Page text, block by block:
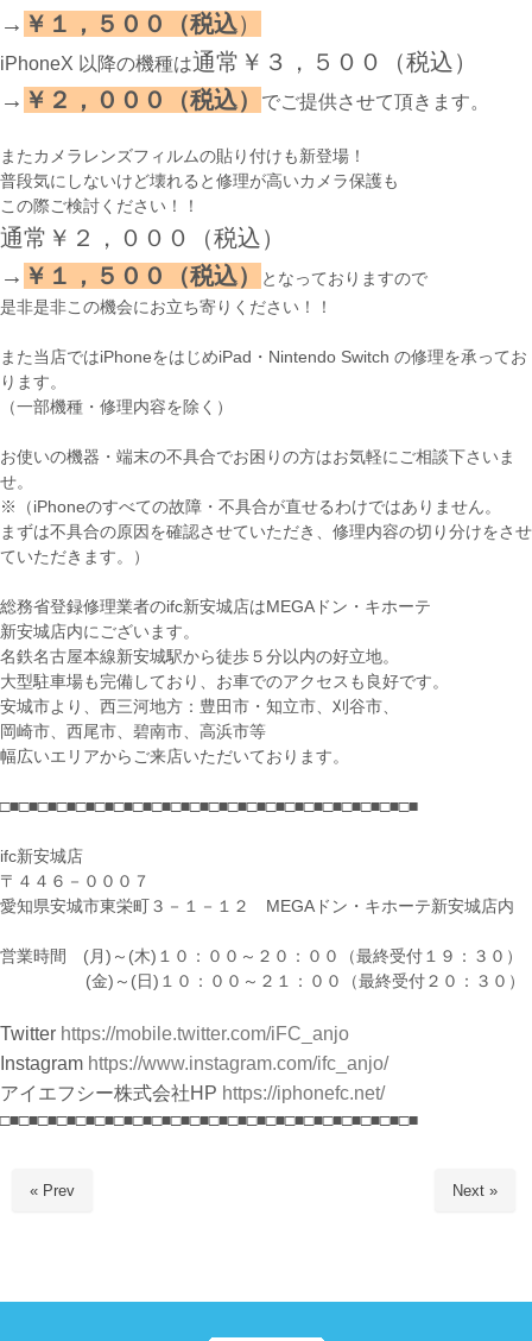
→ ￥１，５００（税込）
iPhoneX 以降の機種は通常￥３，５００（税込）
→ ￥２，０００（税込） でご提供させて頂きます。
またカメラレンズフィルムの貼り付けも新登場！
普段気にしないけど壊れると修理が高いカメラ保護も
この際ご検討ください！！
通常￥２，０００（税込）
→ ￥１，５００（税込）
となっておりますので
是非是非この機会にお立ち寄りください！！
また当店ではiPhoneをはじめiPad・Nintendo Switch の修理を承ってお
ります。
（一部機種・修理内容を除く）
お使いの機器・端末の不具合でお困りの方はお気軽にご相談下さいま
せ。
※（iPhoneのすべての故障・不具合が直せるわけではありません。
まずは不具合の原因を確認させていただき、修理内容の切り分けをさせ
ていただきます。）
総務省登録修理業者のifc新安城店はMEGAドン・キホーテ
新安城店内にございます。
名鉄名古屋本線新安城駅から徒歩５分以内の好立地。
大型駐車場も完備しており、お車でのアクセスも良好です。
安城市より、西三河地方：豊田市・知立市、刈谷市、
岡崎市、西尾市、碧南市、高浜市等
幅広いエリアからご来店いただいております。
□■□■□■□■□■□■□■□■□■□■□■□■□■□■□■□■□■□■□■□■□■□■
ifc新安城店
〒４４６－０００７
愛知県安城市東栄町３－１－１２ MEGAドン・キホーテ新安城店内
営業時間 (月)～(木)１０：００～２０：００（最終受付１９：３０）
(金)～(日)１０：００～２１：００（最終受付２０：３０）
Twitter https://mobile.twitter.com/iFC_anjo
Instagram https://www.instagram.com/ifc_anjo/
アイエフシー株式会社HP https://iphonefc.net/
□■□■□■□■□■□■□■□■□■□■□■□■□■□■□■□■□■□■□■□■□■□■
« Prev Next »